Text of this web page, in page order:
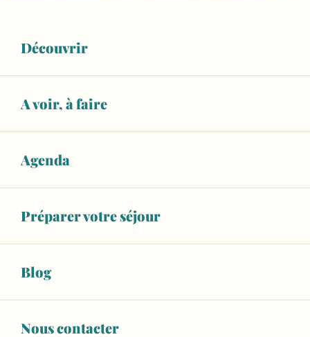
Découvrir
A voir, à faire
Agenda
Préparer votre séjour
Blog
Nous contacter
Ouverture et coordonnées
Horaires non définis
Voir les horaires
Atelier de création animé par l'équipe de